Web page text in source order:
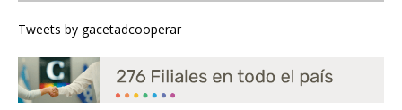
Tweets by gacetadcooperar